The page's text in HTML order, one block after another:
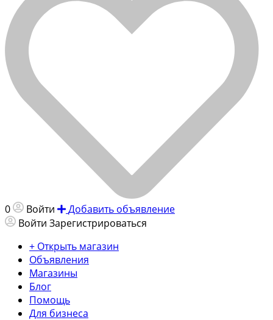
0 Войти
Добавить объявление
Войти Зарегистрироваться
+ Открыть магазин
Объявления
Магазины
Блог
Помощь
Для бизнеса